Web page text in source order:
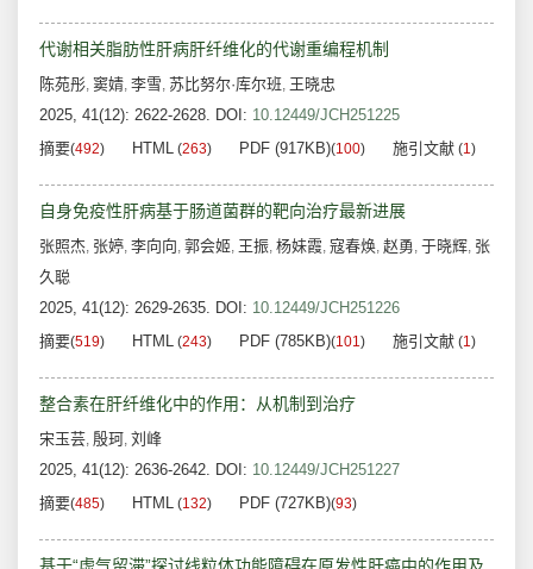
代谢相关脂肪性肝病肝纤维化的代谢重编程机制
陈苑彤, 窦婧, 李雪, 苏比努尔·库尔班, 王晓忠
2025, 41(12): 2622-2628. DOI: 10.12449/JCH251225
摘要(492) HTML (263) PDF (917KB)(100) 施引文献 (1)
自身免疫性肝病基于肠道菌群的靶向治疗最新进展
张照杰, 张婷, 李向向, 郭会姬, 王振, 杨妹霞, 寇春焕, 赵勇, 于晓辉, 张
久聪
2025, 41(12): 2629-2635. DOI: 10.12449/JCH251226
摘要(519) HTML (243) PDF (785KB)(101) 施引文献 (1)
整合素在肝纤维化中的作用：从机制到治疗
宋玉芸, 殷珂, 刘峰
2025, 41(12): 2636-2642. DOI: 10.12449/JCH251227
摘要(485) HTML (132) PDF (727KB)(93)